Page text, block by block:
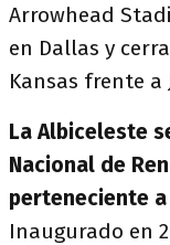
Arrowhead
en Dallas y
Kansas frente a
La Albiceleste
Nacional de
perteneciente
Inaugurado en